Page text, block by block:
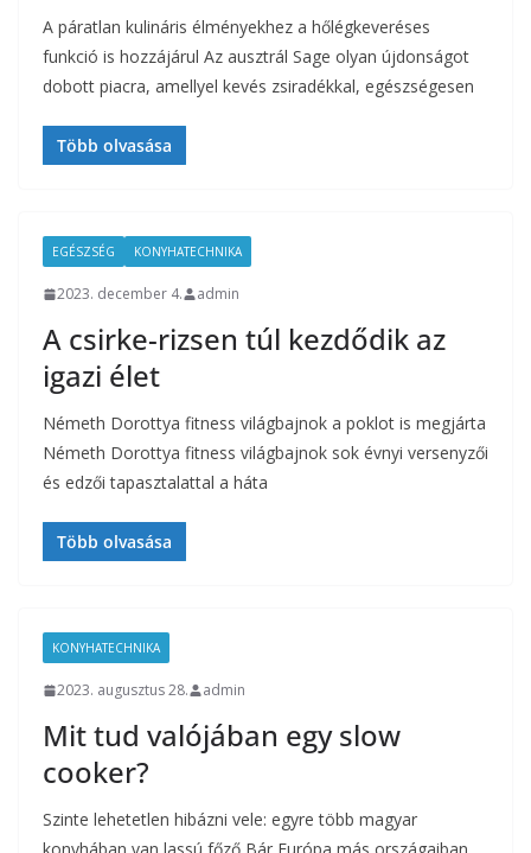
A páratlan kulináris élményekhez a hőlégkeveréses
funkció is hozzájárul Az ausztrál Sage olyan újdonságot
dobott piacra, amellyel kevés zsiradékkal, egészségesen
Több olvasása
EGÉSZSÉG KONYHATECHNIKA
2023. december 4. admin
A csirke-rizsen túl kezdődik az
igazi élet
Németh Dorottya fitness világbajnok a poklot is megjárta
Németh Dorottya fitness világbajnok sok évnyi versenyzői
és edzői tapasztalattal a háta
Több olvasása
KONYHATECHNIKA
2023. augusztus 28. admin
Mit tud valójában egy slow
cooker?
Szinte lehetetlen hibázni vele: egyre több magyar